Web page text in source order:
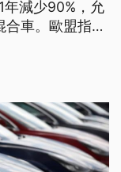
減少90%，允
合車。歐盟指